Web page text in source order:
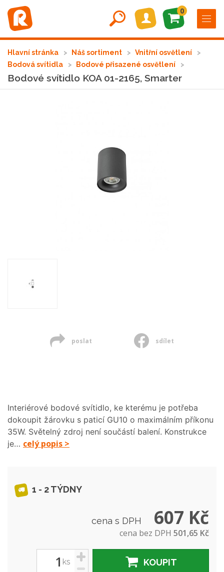
0
Hlavní stránka Náš sortiment
Vnitřní osvětlení
Bodová svítidla
Bodové přisazené osvětlení
Bodové svítidlo KOA 01-2165, Smarter
poslat sdílet
Interiérové bodové svítidlo, ke kterému je potřeba
dokoupit žárovku s paticí GU10 o maximálním příkonu
35W. Světelný zdroj není součástí balení. Konstrukce
je… celý popis >
1 - 2 TÝDNY
cena s DPH 607 Kč
cena bez DPH 501,65 Kč
ks
+
-
KOUPIT